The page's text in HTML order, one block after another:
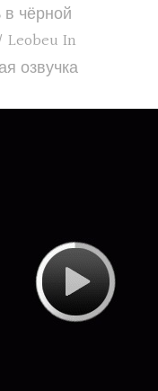
чёрной
In
озвучка